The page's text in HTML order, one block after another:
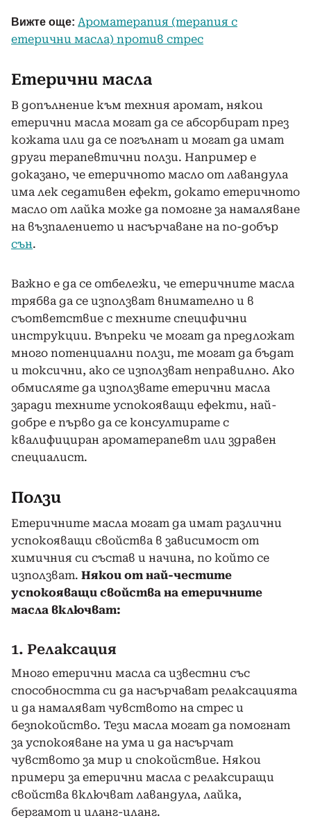
Вижте още: Ароматерапия (терапия с
етерични масла) против стрес
Етерични масла
В допълнение към техния аромат, някои
етерични масла могат да се абсорбират през
кожата или да се погълнат и могат да имат
други терапевтични ползи. Например е
доказано, че етеричното масло от лавандула
има лек седативен ефект, докато етеричното
масло от лайка може да помогне за намаляване
на възпалението и насърчаване на по-добър
сън.
Важно е да се отбележи, че етеричните масла
трябва да се използват внимателно и в
съответствие с техните специфични
инструкции. Въпреки че могат да предложат
много потенциални ползи, те могат да бъдат
и токсични, ако се използват неправилно. Ако
обмисляте да използвате етерични масла
заради техните успокояващи ефекти, най-
добре е първо да се консултирате с
квалифициран ароматерапевт или здравен
специалист.
Ползи
Етеричните масла могат да имат различни
успокояващи свойства в зависимост от
химичния си състав и начина, по който се
използват. Някои от най-честите
успокояващи свойства на етеричните
масла включват:
1. Релаксация
Много етерични масла са известни със
способността си да насърчават релаксацията
и да намаляват чувството на стрес и
безпокойство. Тези масла могат да помогнат
за успокояване на ума и да насърчат
чувството за мир и спокойствие. Някои
примери за етерични масла с релаксиращи
свойства включват лавандула, лайка,
бергамот и иланг-иланг.